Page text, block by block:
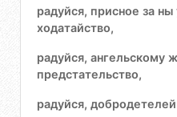
радуйся, присное за
ходатайство,
радуйся,
предстательство,
радуйся,